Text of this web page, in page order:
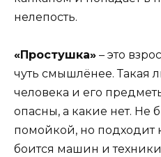
нелепость.
«Простушка» – это
чуть смышлёнее. Такая
человека и его
опасны, а какие нет. Не
помойкой, но подходит
боится машин и